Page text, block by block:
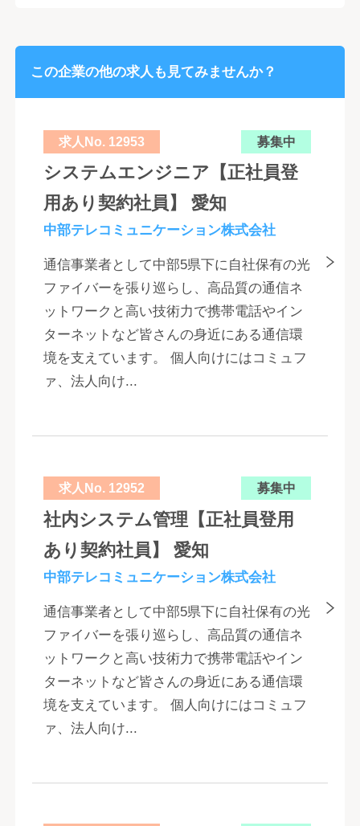
この企業の他の求人も見てみませんか？
求人No. 12953 募集中
システムエンジニア【正社員登
用あり契約社員】 愛知
中部テレコミュニケーション株式会社
通信事業者として中部5県下に自社保有の光
ファイバーを張り巡らし、高品質の通信ネ
ットワークと高い技術力で携帯電話やイン
ターネットなど皆さんの身近にある通信環
境を支えています。 個人向けにはコミュフ
ァ、法人向け...
求人No. 12952 募集中
社内システム管理【正社員登用
あり契約社員】 愛知
中部テレコミュニケーション株式会社
通信事業者として中部5県下に自社保有の光
ファイバーを張り巡らし、高品質の通信ネ
ットワークと高い技術力で携帯電話やイン
ターネットなど皆さんの身近にある通信環
境を支えています。 個人向けにはコミュフ
ァ、法人向け...